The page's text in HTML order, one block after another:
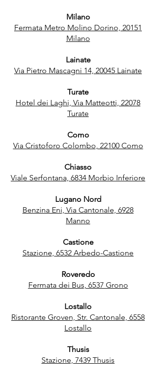
Milano
Fermata Metro Molino Dorino, 20151
Milano
Lainate
Via Pietro Mascagni 14, 20045 Lainate
Turate
Hotel dei Laghi, Via Matteotti, 22078
Turate
Como
Via Cristoforo Colombo, 22100 Como
Chiasso
Viale Serfontana, 6834 Morbio Inferiore
Lugano Nord
Benzina Eni, Via Cantonale, 6928
Manno
Castione
Stazione, 6532 Arbedo-Castione
Roveredo
Fermata dei Bus, 6537 Grono
Lostallo
Ristorante Groven, Str. Cantonale, 6558
Lostallo
Thusis
Stazione, 7439 Thusis